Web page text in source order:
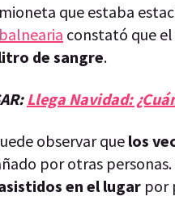
que estaba
constató que
de sangre.
Llega Navidad:
observar que los
por otras
en el lugar por